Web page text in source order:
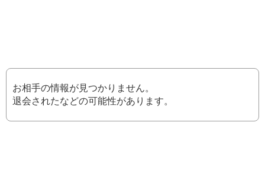
お相手の情報が見つかりません。
退会されたなどの可能性があります。